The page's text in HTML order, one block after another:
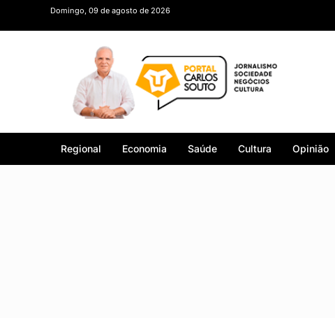
Domingo, 09 de agosto de 2026
Regional Economia Saúde Cultura Opinião